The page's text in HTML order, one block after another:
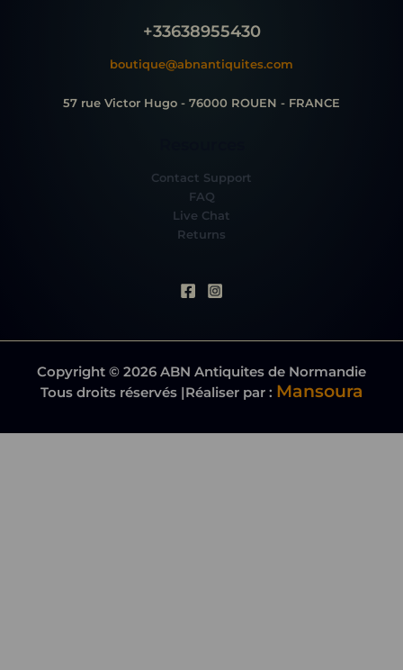
+33638955430
boutique@abnantiquites.com
57 rue Victor Hugo - 76000 ROUEN - FRANCE
Contact Support
FAQ
Live Chat
Returns
Copyright © 2026 ABN Antiquites de Normandie
Tous droits réservés |Réaliser par : Mansoura